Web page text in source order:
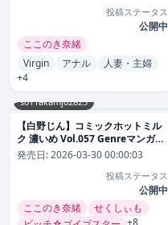
投稿ステータス
公開中
ここのき奈緒
Virgin
アナル
人妻・主婦
+4
s011akamj02825
【白野じん】コミックホットミル
ク 濃いめ Vol.057 Genreマンガ誌
評価
発売日:2026-03-30 00:00:03
投稿ステータス
公開中
ここのき奈緒
せくしぃも
+8